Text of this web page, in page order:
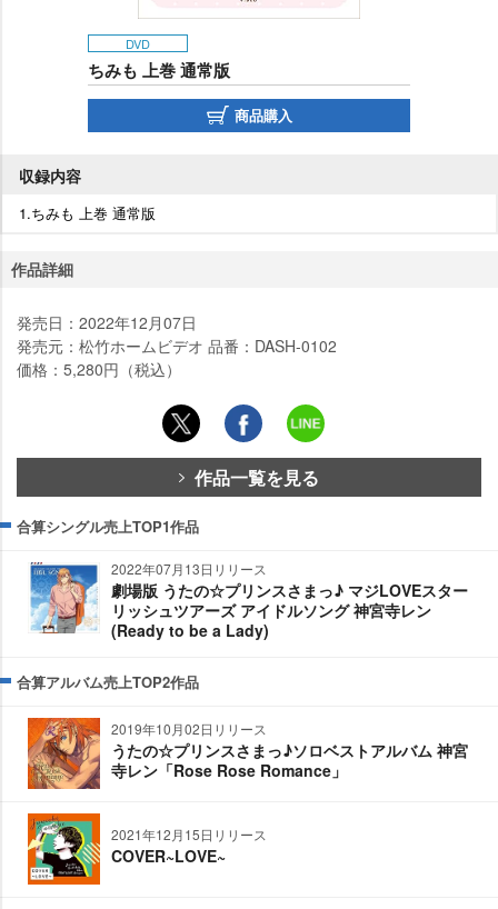
DVD
ちみも 上巻 通常版
商品購入
収録内容
1.ちみも 上巻 通常版
作品詳細
発売日：2022年12月07日
発売元：松竹ホームビデオ 品番：DASH-0102
価格：5,280円（税込）
作品一覧を見る
合算シングル売上TOP1作品
2022年07月13日リリース
劇場版 うたの☆プリンスさまっ♪ マジLOVEスター
リッシュツアーズ アイドルソング 神宮寺レン
(Ready to be a Lady)
合算アルバム売上TOP2作品
2019年10月02日リリース
うたの☆プリンスさまっ♪ソロベストアルバム 神宮
寺レン「Rose Rose Romance」
2021年12月15日リリース
COVER~LOVE~